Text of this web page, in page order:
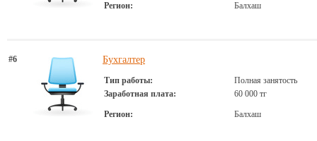
Регион: Балхаш
#6 Бухгалтер
Тип работы:
Полная занятость
Заработная плата:
60 000 тг
Регион: Балхаш